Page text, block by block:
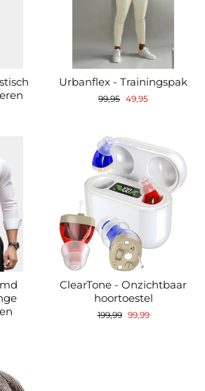
Urbanflex - Trainingspak
Normale
99,95 Verkoopprijs
49,95
ClearTone - Onzichtbaar
hoortoestel
Normale
199,99 Verkoopprijs
99,99